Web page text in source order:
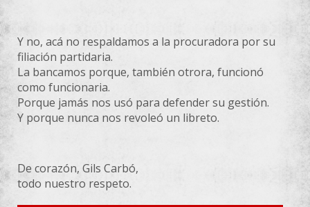
Y no, acá no respaldamos a la procuradora por su
filiación partidaria.
La bancamos porque, también otrora, funcionó
como funcionaria.
Porque jamás nos usó para defender su gestión.
Y porque nunca nos revoleó un libreto.
De corazón, Gils Carbó,
todo nuestro respeto.